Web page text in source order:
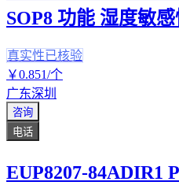
SOP8 功能 湿度敏
真实性已核验
￥0.851/个
广东深圳
咨询
电话
EUP8207-84ADIR1